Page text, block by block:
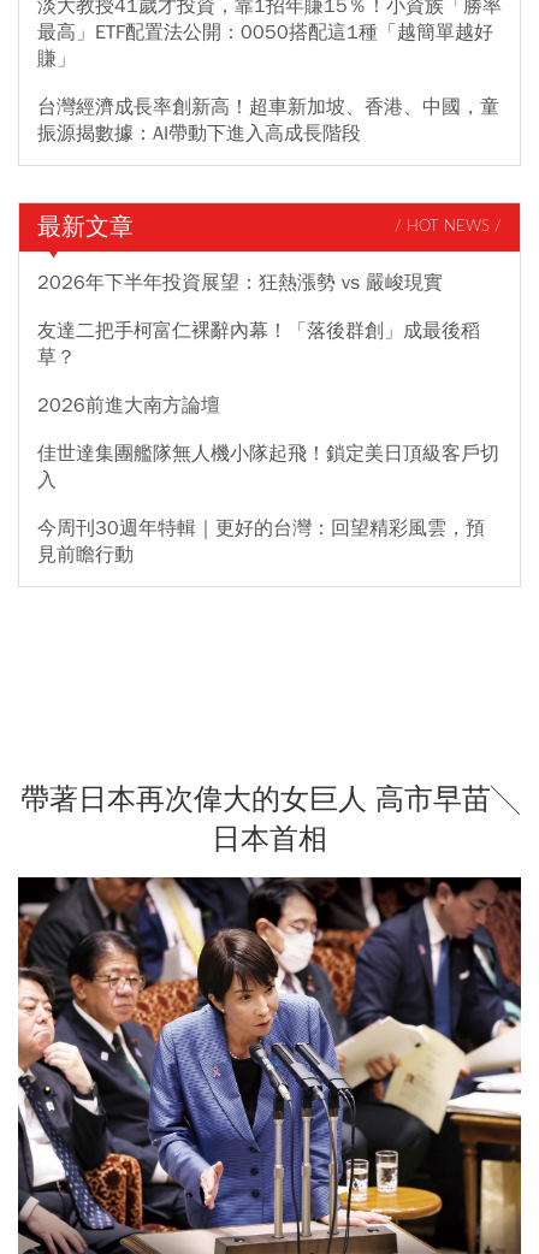
淡大教授41歲才投資，靠1招年賺15％！小資族「勝率
最高」ETF配置法公開：0050搭配這1種「越簡單越好
賺」
台灣經濟成長率創新高！超車新加坡、香港、中國，童
振源揭數據：AI帶動下進入高成長階段
最新文章 / HOT NEWS /
2026年下半年投資展望：狂熱漲勢 vs 嚴峻現實
友達二把手柯富仁裸辭內幕！「落後群創」成最後稻
草？
2026前進大南方論壇
佳世達集團艦隊無人機小隊起飛！鎖定美日頂級客戶切
入
今周刊30週年特輯｜更好的台灣：回望精彩風雲，預
見前瞻行動
帶著日本再次偉大的女巨人 高市早苗╲
日本首相